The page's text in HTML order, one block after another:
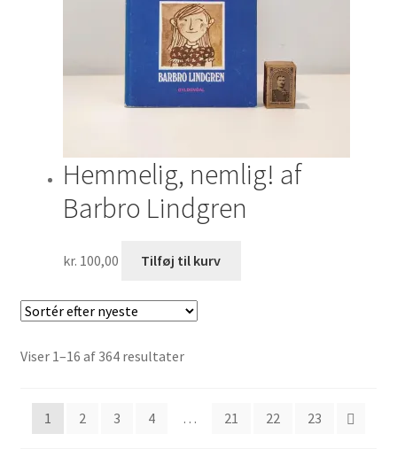
Hemmelig, nemlig! af
Barbro Lindgren
kr. 100,00 Tilføj til kurv
Viser 1–16 af 364 resultaterSorteret
1
2 3 4 … 21 22 23